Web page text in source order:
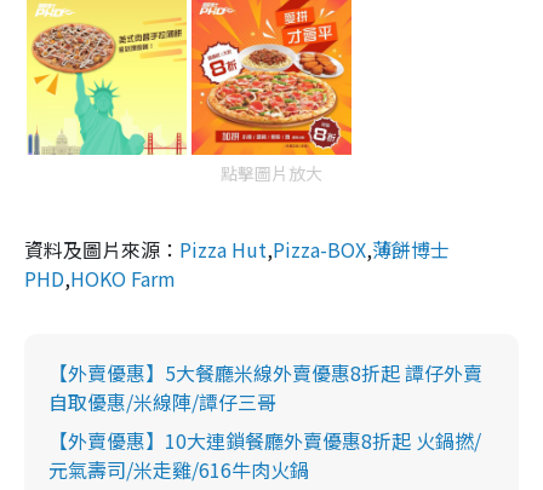
點擊圖片放大
資料及圖片來源： Pizza Hut,Pizza-BOX,薄餅博士
PHD,HOKO Farm
【外賣優惠】5大餐廳米線外賣優惠8折起 譚仔外賣
自取優惠/米線陣/譚仔三哥
【外賣優惠】10大連鎖餐廳外賣優惠8折起 火鍋撚/
元氣壽司/米走雞/616牛肉火鍋